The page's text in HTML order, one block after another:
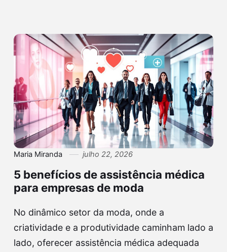
Maria Miranda julho 22, 2026
5 benefícios de assistência médica
para empresas de moda
No dinâmico setor da moda, onde a
criatividade e a produtividade caminham lado a
lado, oferecer assistência médica adequada